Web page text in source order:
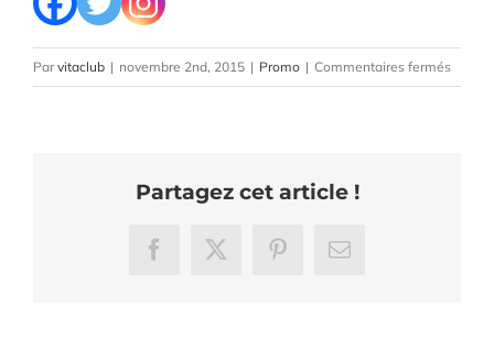
Parvitaclub | novembre 2nd, 2015 | Promo | Commentaires fermés
Partagez cet article !
Facebook
X PinterestEmail